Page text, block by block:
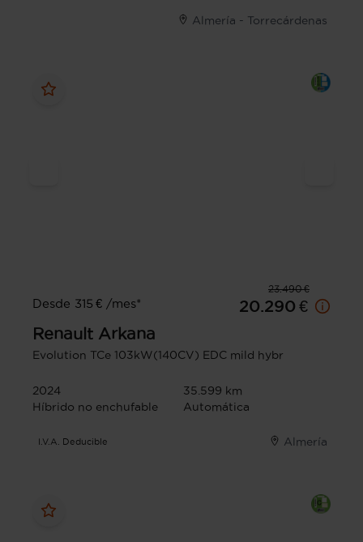
Almería - Torrecárdenas
23.490 €
Desde 315 € /mes*
20.290 €
Renault Arkana
Evolution TCe 103kW(140CV) EDC mild hybr
2024
35.599 km
Híbrido no enchufable
Automática
I.V.A. Deducible Almería